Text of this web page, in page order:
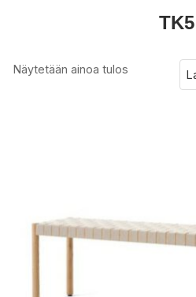
TK5
Näytetään ainoa tulos